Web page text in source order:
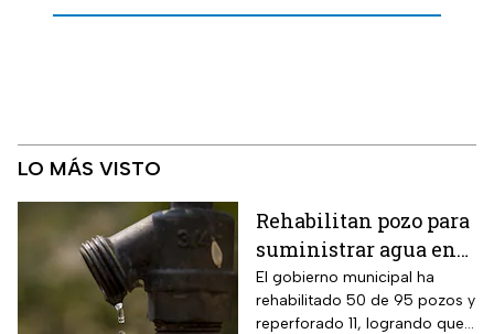
LO MÁS VISTO
Rehabilitan pozo para
suministrar agua en
Ecatepec, Edomex
El gobierno municipal ha
rehabilitado 50 de 95 pozos y
reperforado 11, logrando que